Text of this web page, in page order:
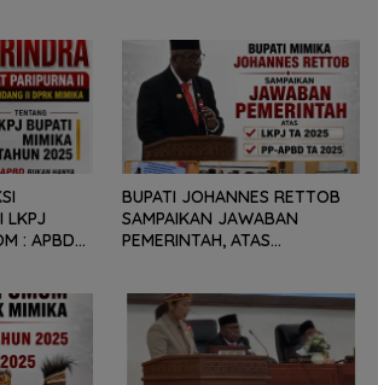
DAERAH
KEPADA PEMERINTAH DAERAH
LKPJ
: APBD
BUPATI JOHANNES RETTOB
SAMPAIKAN JAWABAN
PEMERINTAH, ATAS
DAN RANPERDA PP- APBD
TAHUN ANGGARAN 2025